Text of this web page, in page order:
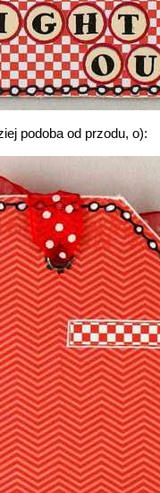
podoba od przodu, o):